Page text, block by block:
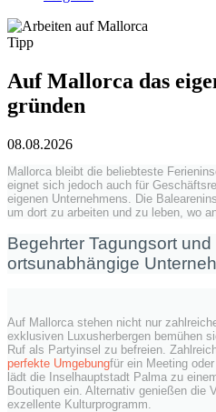
Tipp
Auf Mallorca das
gründen
08.08.2026
Mallorca bleibt die beliebteste
eignet sich jedoch auch für
eigenen Unternehmens. Die
um dort zu arbeiten und zu leben, wo
Begehrter Tagungsort
ortsunabhängige
Auf Mallorca stehen nicht nur
exklusiven Luxusherbergen bemühen
Ruf als Partyinsel zu befreien.
perfekte Umgebungfür ein Meeting
lädt die Inselhauptstadt Palma zu
Boutiquen ein. Alternativ genießen die
exzellente Kulturprogramm.